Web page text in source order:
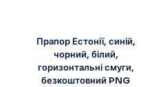
Прапор Естонії, синій,
чорний, білий,
горизонтальні смуги,
безкоштовний PNG